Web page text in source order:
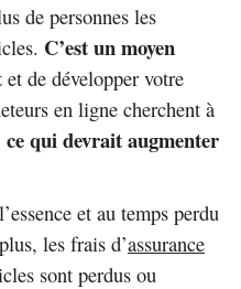
de personnes les
C’est un moyen
et de développer votre
en ligne cherchent à
ce qui devrait augmenter
et au temps perdu
les frais d’assurance
sont perdus ou